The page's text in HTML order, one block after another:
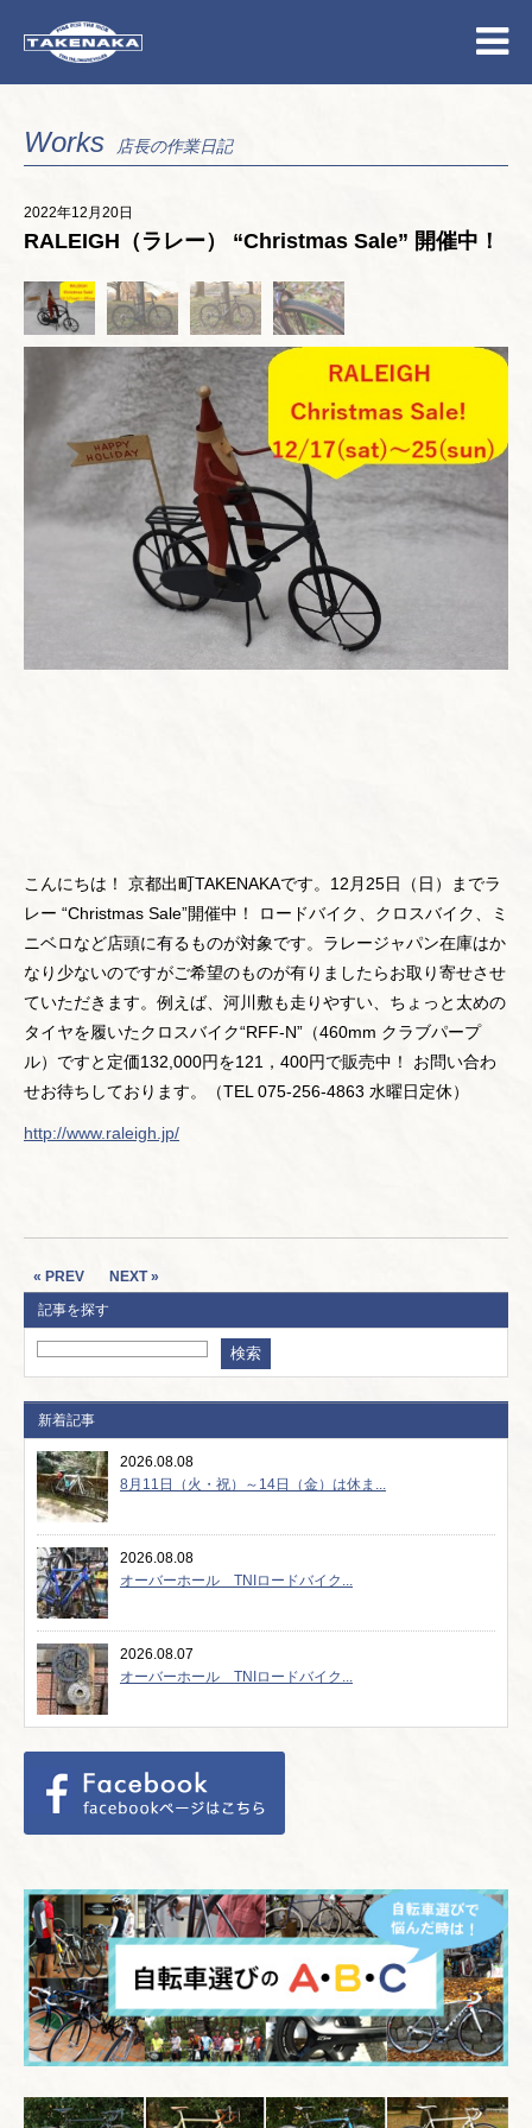
Works 店長の作業日記
2022年12月20日
RALEIGH（ラレー） “Christmas Sale” 開催中！
こんにちは！ 京都出町TAKENAKAです。12月25日（日）までラ
レー “Christmas Sale”開催中！ ロードバイク、クロスバイク、ミ
ニベロなど店頭に有るものが対象です。ラレージャパン在庫はか
なり少ないのですがご希望のものが有りましたらお取り寄せさせ
ていただきます。例えば、河川敷も走りやすい、ちょっと太めの
タイヤを履いたクロスバイク“RFF-N”（460mm クラブパープ
ル）ですと定価132,000円を121，400円で販売中！ お問い合わ
せお待ちしております。（TEL 075-256-4863 水曜日定休）
http://www.raleigh.jp/
« PREV
NEXT »
記事を探す
新着記事
2026.08.08
8月11日（火・祝）～14日（金）は休ま...
2026.08.08
オーバーホール TNIロードバイク...
2026.08.07
オーバーホール TNIロードバイク...